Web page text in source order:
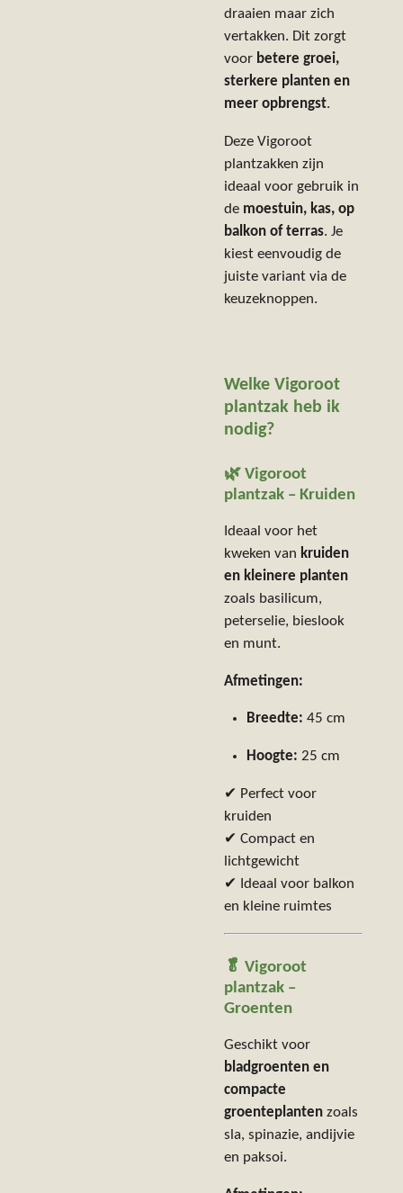
draaien maar zich
vertakken. Dit zorgt
voor betere groei,
sterkere planten en
meer opbrengst.
Deze Vigoroot
plantzakken zijn
ideaal voor gebruik in
de moestuin, kas, op
balkon of terras. Je
kiest eenvoudig de
juiste variant via de
keuzeknoppen.
Welke Vigoroot
plantzak heb ik
nodig?
🌿 Vigoroot
plantzak – Kruiden
Ideaal voor het
kweken van kruiden
en kleinere planten
zoals basilicum,
peterselie, bieslook
en munt.
Afmetingen:
Breedte: 45 cm
Hoogte: 25 cm
✔ Perfect voor
kruiden
✔ Compact en
lichtgewicht
✔ Ideaal voor balkon
en kleine ruimtes
🥬 Vigoroot
plantzak –
Groenten
Geschikt voor
bladgroenten en
compacte
groenteplanten zoals
sla, spinazie, andijvie
en paksoi.